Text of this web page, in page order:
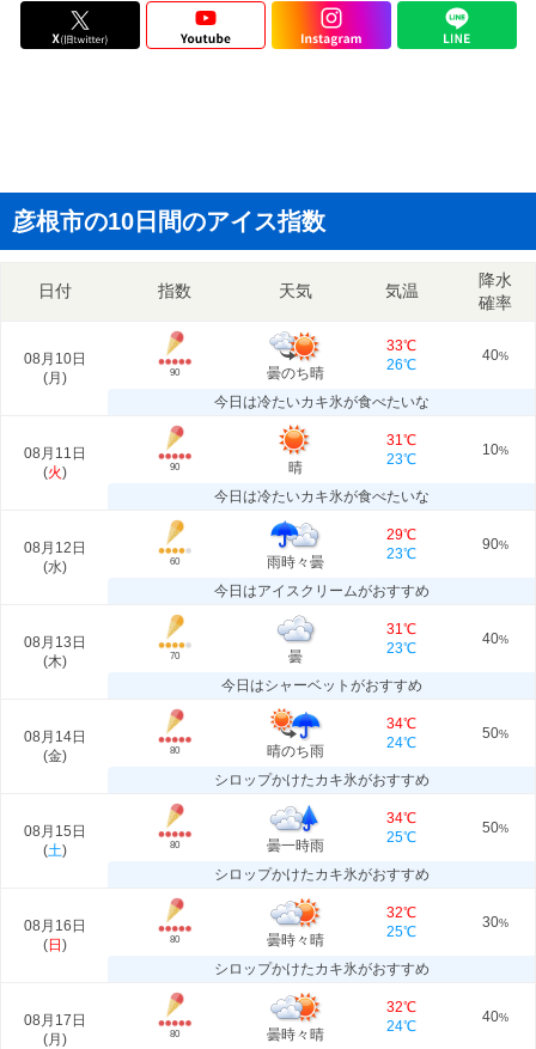
彦根市の10日間のアイス指数
日付 指数 天気 気温
降水
確率
08月10日
(月 ) 90 曇のち晴
33℃
26℃
40%
今日は冷たいカキ氷が食べたいな
08月11日
(火) 90 晴
31℃
23℃
10%
今日は冷たいカキ氷が食べたいな
08月12日
(水) 60 雨時々曇
29℃
23℃
90%
今日はアイスクリームがおすすめ
08月13日
(木) 70 曇
31℃
23℃
40%
今日はシャーベットがおすすめ
08月14日
(金) 80 晴のち雨
34℃
24℃
50%
シロップかけたカキ氷がおすすめ
08月15日
(土) 80 曇一時雨
34℃
25℃
50%
シロップかけたカキ氷がおすすめ
08月16日
(日 ) 80 曇時々晴
32℃
25℃
30%
シロップかけたカキ氷がおすすめ
08月17日
(月 ) 80 曇時々晴
32℃
24℃
40%